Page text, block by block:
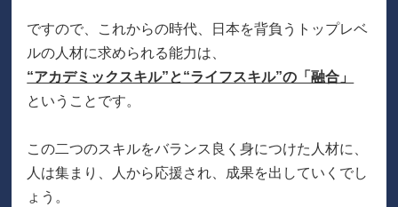
ですので、これからの時代、日本を背負うトップレベ
ルの人材に求められる能力は、
“アカデミックスキル”と“ライフスキル”の「融合」
ということです。
この二つのスキルをバランス良く身につけた人材に、
人は集まり、人から応援され、成果を出していくでし
ょう。